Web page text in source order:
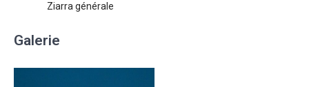
Ziarra générale
Galerie